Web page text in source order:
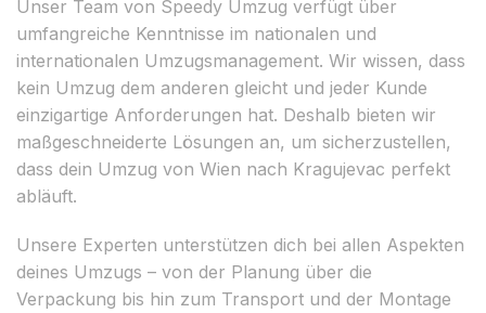
Unser Team von Speedy Umzug verfügt über
umfangreiche Kenntnisse im nationalen und
internationalen Umzugsmanagement. Wir wissen, dass
kein Umzug dem anderen gleicht und jeder Kunde
einzigartige Anforderungen hat. Deshalb bieten wir
maßgeschneiderte Lösungen an, um sicherzustellen,
dass dein Umzug von Wien nach Kragujevac perfekt
abläuft.
Unsere Experten unterstützen dich bei allen Aspekten
deines Umzugs – von der Planung über die
Verpackung bis hin zum Transport und der Montage